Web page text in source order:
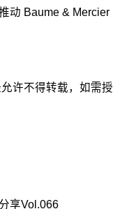
动 Baume & Mercier
许不得转载，如需授
享Vol.066